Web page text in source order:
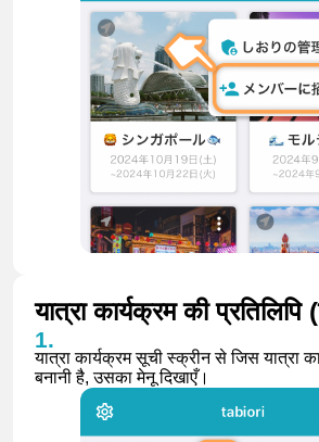
यात्रा कार्यक्रम की
यात्रा कार्यक्रम सूची स्क्रीन से जिस यात्रा
बनानी है, उसका मेनू दिखाएँ।